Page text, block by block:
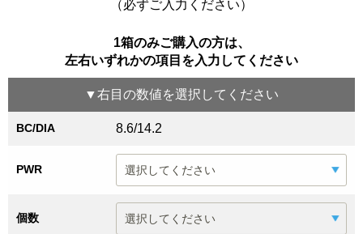
（必ずご入力ください）
1箱のみご購入の方は、
左右いずれかの項目を入力してください
▼右目 の数値を選択してください
BC/DIA 8.6/14.2
PWR
個数